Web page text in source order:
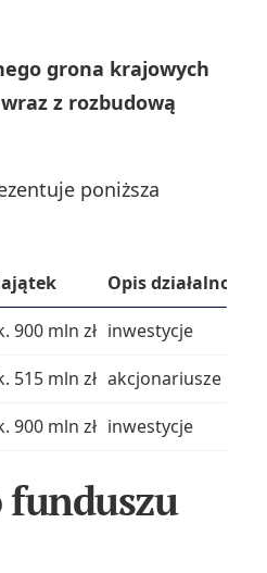
grona krajowych
z rozbudową
poniższa
Opis działalności
900 mln zł inwestycje
515 mln zł akcjonariusze Paged
900 mln zł inwestycje
funduszu